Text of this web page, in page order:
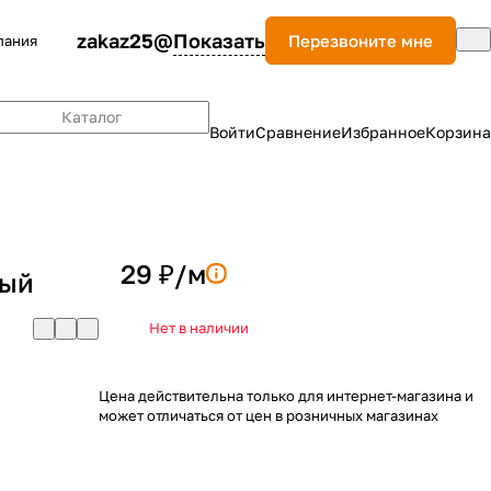
zakaz25@Показать Перезвоните мне
Каталог
ВойтиСравнениеИзбранноеКорзина
29 ₽/м
Нет в наличии
Цена действительна только для интернет-магазина и
может отличаться от цен в розничных магазинах